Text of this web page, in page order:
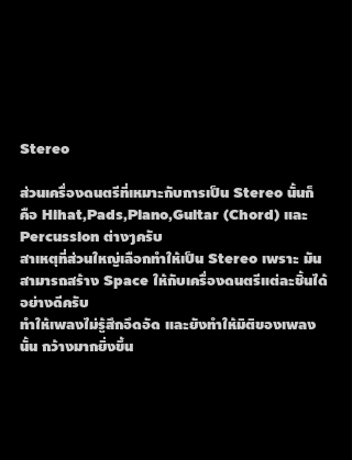
Stereo
ส่วนเครื่องดนตรีที่เหมาะกับการเป็น Stereo นั้นก็
คือ Hihat,Pads,Piano,Guitar (Chord) และ
Percussion ต่างๆครับ
สาเหตุที่ส่วนใหญ่เลือกทำให้เป็น Stereo เพราะ มัน
สามารถสร้าง Space ให้กับเครื่องดนตรีแต่ละชิ้นได้
อย่างดีครับ
ทำให้เพลงไม่รู้สึกอึดอัด และยังทำให้มิติของเพลง
นั้น กว้างมากยิ่งขึ้น